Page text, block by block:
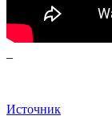
Источник